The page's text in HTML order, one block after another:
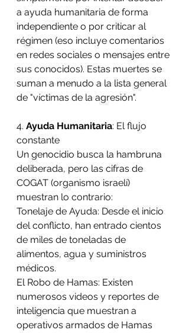
a ayuda humanitaria de forma
independiente o por criticar al
régimen (eso incluye comentarios
en redes sociales o mensajes entre
sus conocidos). Estas muertes se
suman a menudo a la lista general
de "víctimas de la agresión".
4. Ayuda Humanitaria: El flujo
constante
Un genocidio busca la hambruna
deliberada, pero las cifras de
COGAT (organismo israelí)
muestran lo contrario:
Tonelaje de Ayuda: Desde el inicio
del conflicto, han entrado cientos
de miles de toneladas de
alimentos, agua y suministros
médicos.
El Robo de Hamas: Existen
numerosos videos y reportes de
inteligencia que muestran a
operativos armados de Hamas